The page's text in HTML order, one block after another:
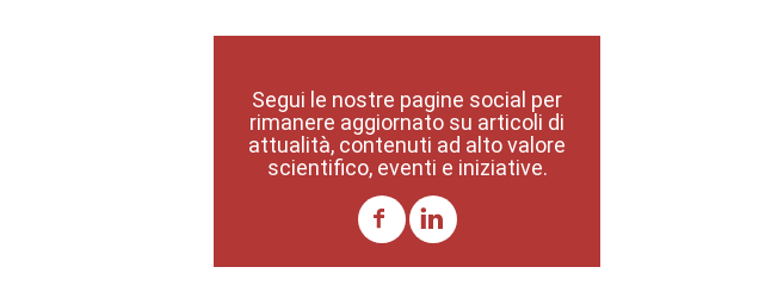
Segui le nostre pagine social per
rimanere aggiornato su articoli di
attualità, contenuti ad alto valore
scientifico, eventi e iniziative.